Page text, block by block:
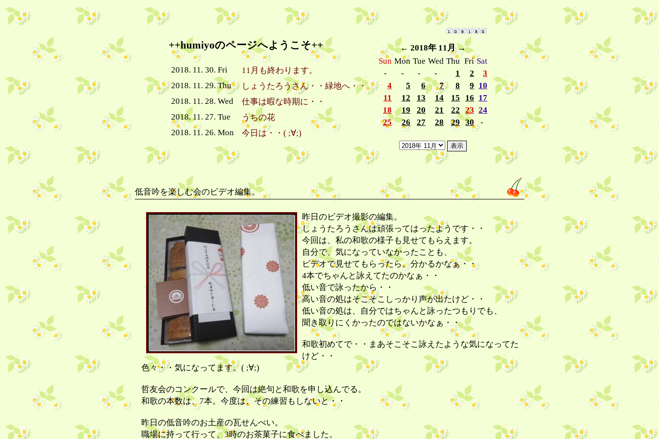
++humiyoのページへようこそ++
2018. 11. 30. Fri
11月も終わります。
2018. 11. 29. Thu
しょうたろうさん・・緑地へ・・
2018. 11. 28. Wed
仕事は暇な時期に・・
2018. 11. 27. Tue
うちの花
2018. 11. 26. Mon
今日は・・( ;∀;)
← 2018年 11月 →
Sun Mon Tue Wed Thu Fri Sat
-
- - - 1 2
3
4
5 6 7 8 9 10
11
12 13 14 15 16 17
18
19 20 21 22 23 24
25
26 27 28 29 30 -
低音吟を楽しむ会のビデオ編集。
昨日のビデオ撮影の編集。
しょうたろうさんは頑張ってはったようです・・
今回は、私の和歌の様子も見せてもらえます。
自分で、気になっていなかったことも、
ビデオで見せてもらったら、分かるかなぁ・・
4本でちゃんと詠えてたのかなぁ・・
低い音で詠ったから・・
高い音の処はそこそこしっかり声が出たけど・・
低い音の処は、自分ではちゃんと詠ったつもりでも、
聞き取りにくかったのではないかなぁ・・
和歌初めてで・・まあそこそこ詠えたような気になってた
けど・・
色々・・気になってます。( ;∀;)
哲友会のコンクールで、今回は絶句と和歌を申し込んでる。
和歌の本数は、7本。今度は、その練習もしないと・・
昨日の低音吟のお土産の瓦せんべい。
職場に持って行って、3時のお茶菓子に食べました。